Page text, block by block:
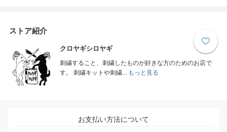
ストア紹介
クロヤギシロヤギ
刺繍すること、刺繍したものが好きな方のためのお店で
す。 刺繍キットや刺繍...
もっと見る
お支払い方法について